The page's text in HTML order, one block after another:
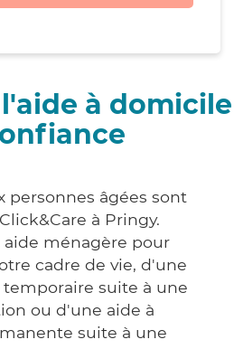
à domicile
personnes âgées sont
à Pringy.
aide ménagère pour
cadre de vie, d'une
suite à une
ou d'une aide à
suite à une